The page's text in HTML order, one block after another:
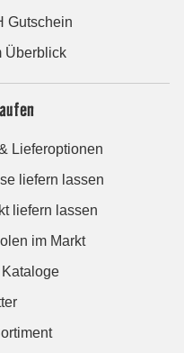
Gutschein
Überblick
Lieferoptionen
liefern lassen
liefern lassen
im Markt